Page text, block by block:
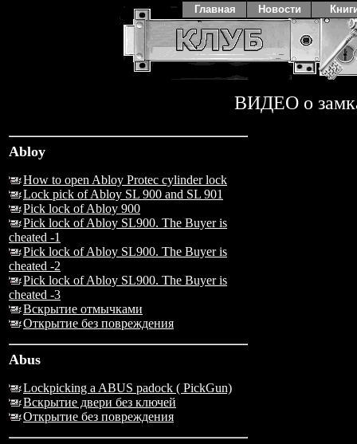
ВИДЕО о
Abloy
How to open Abloy Protec cylinder lock
Lock pick of Abloy SL 900 and SL 901
Pick lock of Abloy 900
Pick lock of Abloy SL900. The Buyer is
cheated -1
Pick lock of Abloy SL900. The Buyer is
cheated -2
Pick lock of Abloy SL900. The Buyer is
cheated -3
Вскрытие отмычками
Открытие без повреждения
Abus
Lockpicking a ABUS padock ( PickGun)
Вскрытие двери без ключей
Открытие без повреждения
Главная Новости